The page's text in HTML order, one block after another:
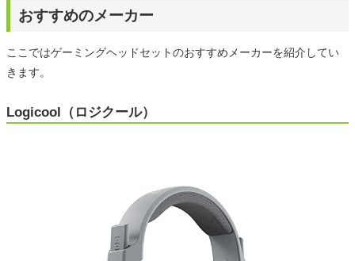
おすすめのメーカー
ここではゲーミングヘッドセットのおすすめメーカーを紹介してい
きます。
Logicool（ロジクール）